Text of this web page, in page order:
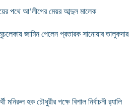
পথে আ’লীগের মেয়র আব্দুল মালেক
জামিন পেলেন প্রতারক সানোয়ার তালুকদার
মনিরুল হক চৌধুরীর পক্ষে বিশাল নির্বাচনী র‍্যালি